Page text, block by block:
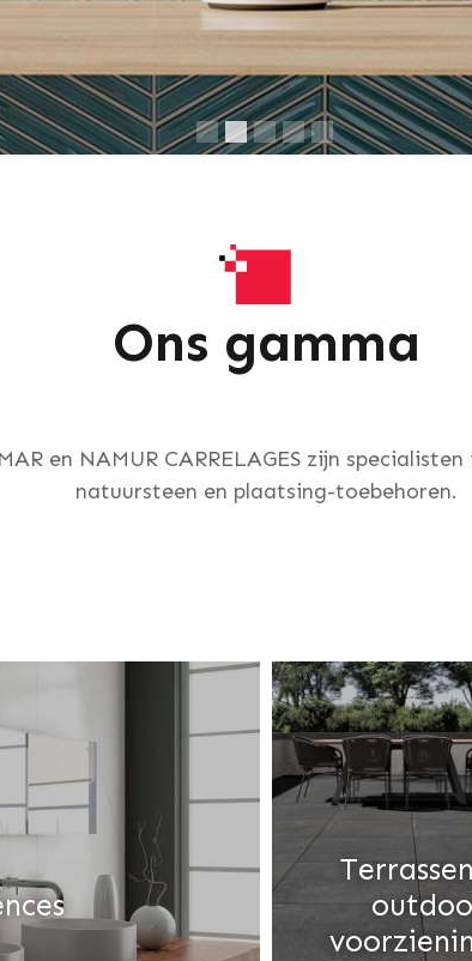
Ons gamma
en NAMUR CARRELAGES zijn
natuursteen en plaatsing-toebehoren.